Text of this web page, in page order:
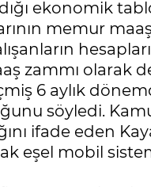
ekonomik
memur
zammı
6 aylık
söyledi.
ifade eden
eşel mobil